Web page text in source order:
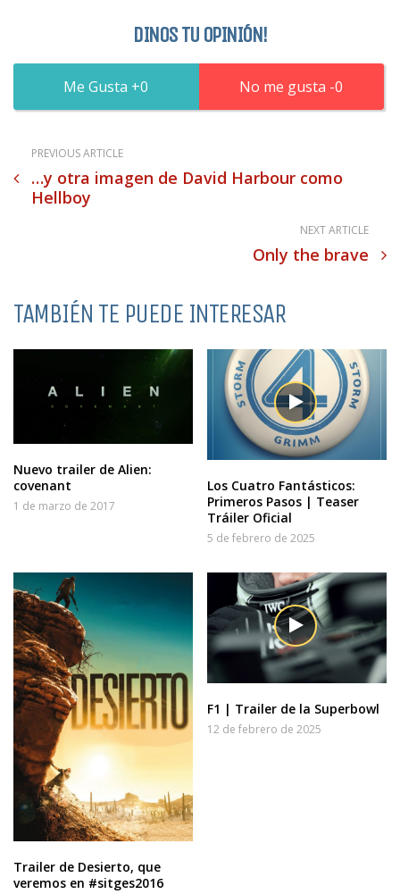
DINOS TU OPINIÓN!
0 0
PREVIOUS ARTICLE
…y otra imagen de David Harbour como
Hellboy
NEXT ARTICLE
Only the brave
TAMBIÉN TE PUEDE INTERESAR
Nuevo trailer de Alien:
covenant
1 de marzo de 2017
Los Cuatro Fantásticos:
Primeros Pasos | Teaser
Tráiler Oficial
5 de febrero de 2025
Trailer de Desierto, que
veremos en #sitges2016
F1 | Trailer de la Superbowl
12 de febrero de 2025